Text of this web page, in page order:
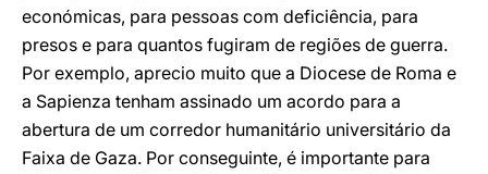
económicas, para pessoas com deficiência, para
presos e para quantos fugiram de regiões de guerra.
Por exemplo, aprecio muito que a Diocese de Roma e
a Sapienza tenham assinado um acordo para a
abertura de um corredor humanitário universitário da
Faixa de Gaza. Por conseguinte, é importante para